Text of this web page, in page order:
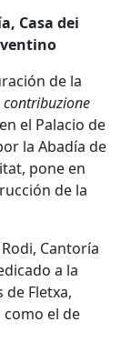
Casa dei
de la
en el Palacio de
la Abadía de
pone en
de la
Cantoría
a la
Fletxa,
el de